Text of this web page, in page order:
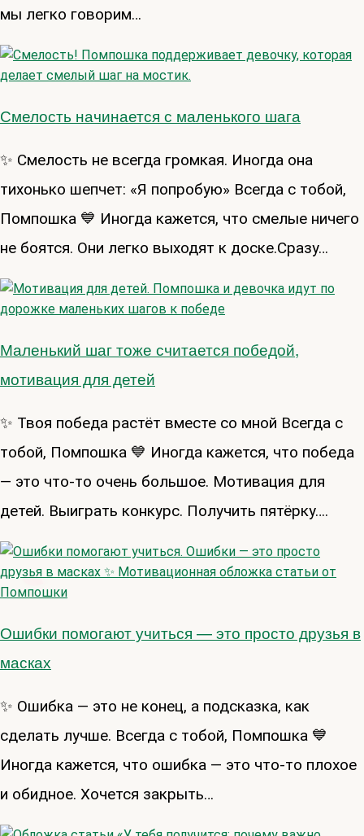
мы легко говорим…
Смелость начинается с маленького шага
✨ Смелость не всегда громкая. Иногда она
тихонько шепчет: «Я попробую» Всегда с тобой,
Помпошка 💙 Иногда кажется, что смелые ничего
не боятся. Они легко выходят к доске.Сразу…
Маленький шаг тоже считается победой,
мотивация для детей
✨ Твоя победа растёт вместе со мной Всегда с
тобой, Помпошка 💙 Иногда кажется, что победа
— это что-то очень большое. Мотивация для
детей. Выиграть конкурс. Получить пятёрку….
Ошибки помогают учиться — это просто друзья в
масках
✨ Ошибка — это не конец, а подсказка, как
сделать лучше. Всегда с тобой, Помпошка 💙
Иногда кажется, что ошибка — это что-то плохое
и обидное. Хочется закрыть…